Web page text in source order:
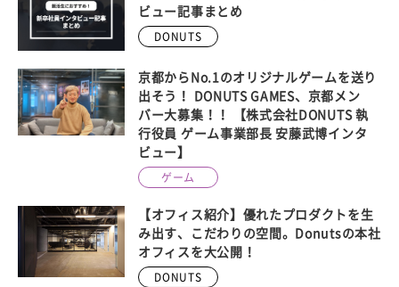
ビュー記事まとめ
DONUTS
京都からNo.1のオリジナルゲームを送り
出そう！ DONUTS GAMES、京都メン
バー大募集！！ 【株式会社DONUTS 執
行役員 ゲーム事業部長 安藤武博インタ
ビュー】
ゲーム
【オフィス紹介】優れたプロダクトを生
み出す、こだわりの空間。Donutsの本社
オフィスを大公開！
DONUTS